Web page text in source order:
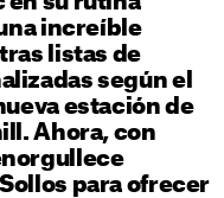
increíble
listas de
según el
estación de
Ahora, con
para ofrecer